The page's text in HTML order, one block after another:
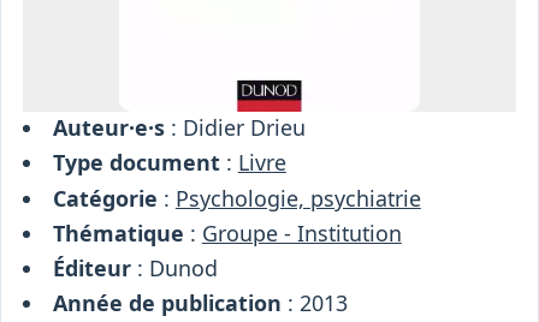
Auteur·e·s: Didier Drieu
Type document: Livre
Catégorie : Psychologie, psychiatrie
Thématique : Groupe - Institution
Éditeur: Dunod
Année de publication : 2013